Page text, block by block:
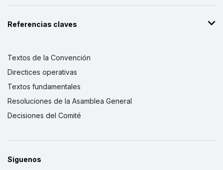
Referencias claves
Textos de la Convención
Directices operativas
Textos fundamentales
Resoluciones de la Asamblea General
Decisiones del Comité
Síguenos